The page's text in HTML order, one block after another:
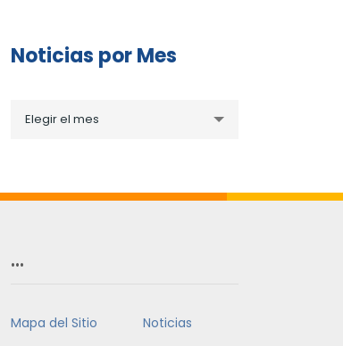
Noticias por Mes
porElegir el mes
…
Mapa del Sitio
Noticias